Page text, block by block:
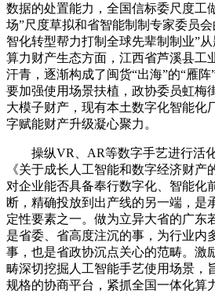
数据的处置能力，全国信标委尺度工
场”尺度草拟和省智能制制专家委员
智化转型帮力打制全球先辈制制业”
算力财产生态方面，江西省芦溪县工
汗青，逐渐构成了闽货“出海”的“雁阵
要加强使用场景扶植，政协委员虹梅
大模子财产，现有本土数字化智能化
字赋能财产升级凝心聚力。
操纵VR、AR等数字手艺进行活化
《关于成长人工智能和数字经济财产
对企业能否具备奉行数字化、智能化
断，精确投放到出产线的另一端，是
定性要素之一。做为立异大省的广东
是省委、省高度注沉的事，为行业内
事，也是省政协沉点关心的范畴。激
畴深切挖掘人工智能手艺使用场景，
规格的协商平台，紧抓全国一体化算